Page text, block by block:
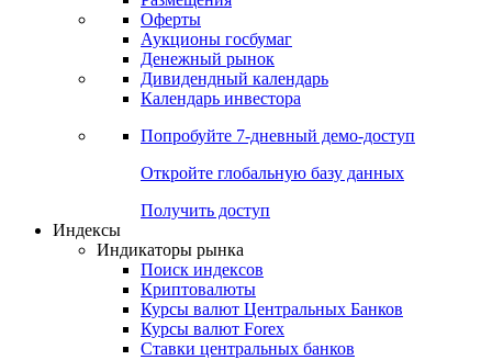
Оферты
Аукционы госбумаг
Денежный рынок
Дивидендный календарь
Календарь инвестора
Попробуйте 7-дневный демо-доступ
Откройте глобальную базу данных
Получить доступ
Индексы
Индикаторы рынка
Поиск индексов
Криптовалюты
Курсы валют Центральных Банков
Курсы валют Forex
Ставки центральных банков